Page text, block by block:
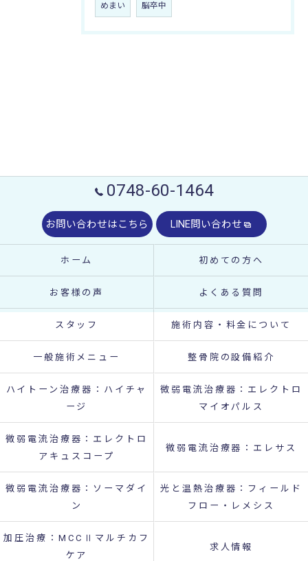
めまい 脳卒中
0748-60-1464
お問い合わせはこちら LINE問い合わせ
ホーム 初めての方へ
お客様の声 よくある質問
スタッフ 施術内容・料金について
一般施術メニュー 整骨院の設備紹介
ハイトーン治療器：ハイチャ
ージ
微弱電流治療器：エレクトロ
マイオパルス
微弱電流治療器：エレクトロ
アキュスコープ
微弱電流治療器：エレサス
微弱電流治療器：ソーマダイ
ン
光と温熱治療器：フィールド
フロー・レメシス
加圧治療：MCCⅡマルチカフ
ケア
求人情報